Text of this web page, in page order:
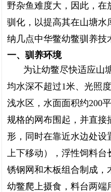
野杂鱼难度大，因此，在
驯化，以提高其在山塘水
纳几点中华鳖幼鳖驯养技
一、驯养环境
为让幼鳖尽快适应山
均水深不超过1米、光照
浅水区，水面面积约200
规格的网布围起，并直接
形，同时在靠近水边处设
上下移动），浮性饲料台
锈钢网和木板组合制成，
幼鳖爬上摄食，料台两端